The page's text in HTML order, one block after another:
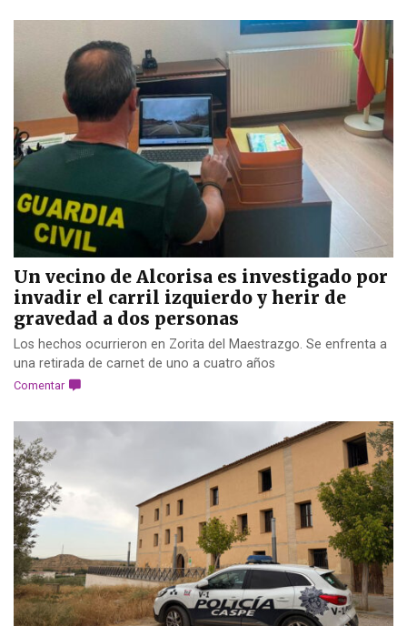
Un vecino de Alcorisa es investigado por
invadir el carril izquierdo y herir de
gravedad a dos personas
Los hechos ocurrieron en Zorita del Maestrazgo. Se enfrenta a
una retirada de carnet de uno a cuatro años
Comentar